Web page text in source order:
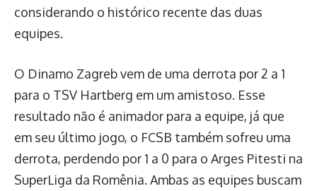
considerando o histórico recente das duas
equipes.
O Dinamo Zagreb vem de uma derrota por 2 a 1
para o TSV Hartberg em um amistoso. Esse
resultado não é animador para a equipe, já que
em seu último jogo, o FCSB também sofreu uma
derrota, perdendo por 1 a 0 para o Arges Pitesti na
SuperLiga da Romênia. Ambas as equipes buscam